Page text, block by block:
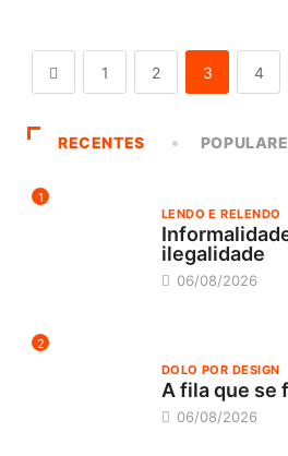
1 2 3 4
RECENTES
1
LENDO E RELENDO
ilegalidade
06/08/2026
2
DOLO POR DESIGN
A fila que se
06/08/2026